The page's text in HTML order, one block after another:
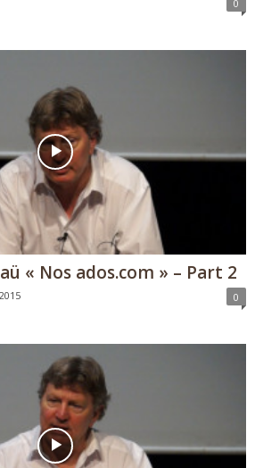
0
« Nos ados.com » – Part 2
0